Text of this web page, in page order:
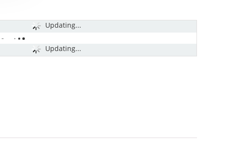
Updating...
Updating...
-